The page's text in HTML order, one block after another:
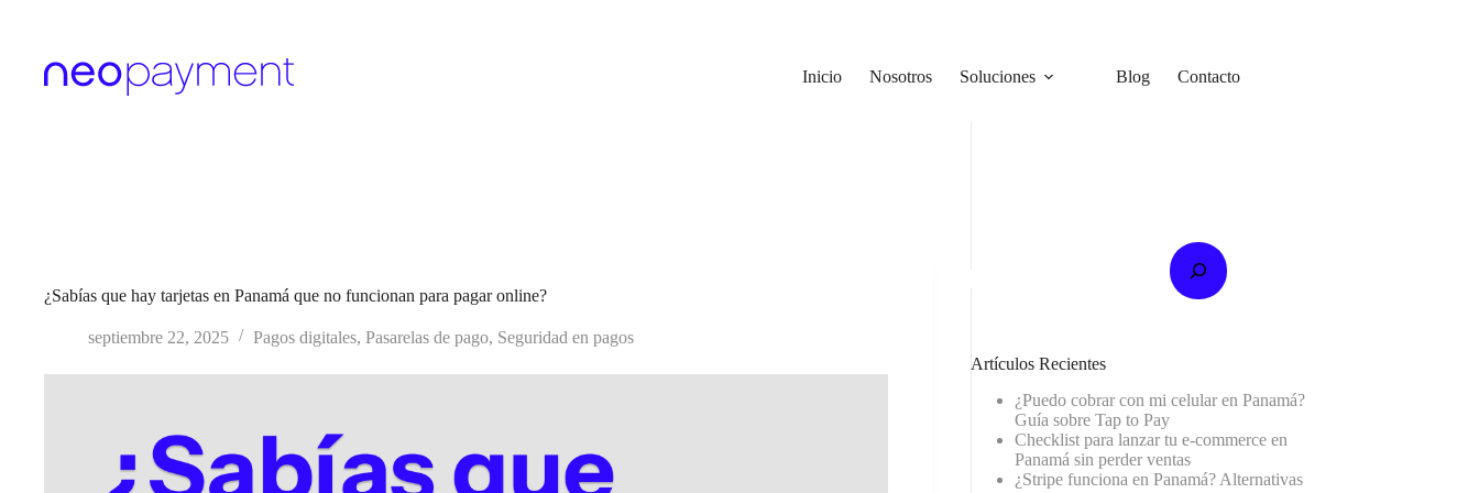
Inicio
Nosotros Soluciones Blog Contacto
¿Sabías que hay tarjetas en Panamá que no funcionan para pagar online?
septiembre 22, 2025 Pagos digitales, Pasarelas de pago, Seguridad en pagos
Artículos Recientes
¿Puedo cobrar con mi celular en Panamá?
Guía sobre Tap to Pay
Checklist para lanzar tu e-commerce en
Panamá sin perder ventas
¿Stripe funciona en Panamá? Alternativas